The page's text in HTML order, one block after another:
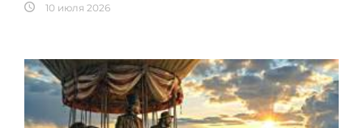
10 июля 2026